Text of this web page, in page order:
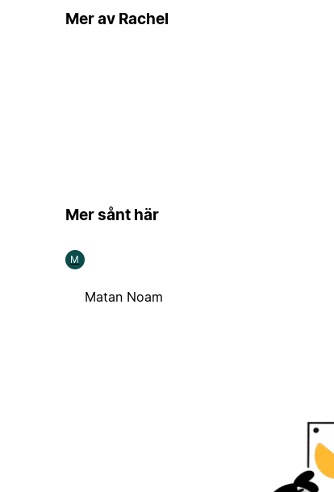
Mer av Rachel
Mer sånt här
M
Matan Noam